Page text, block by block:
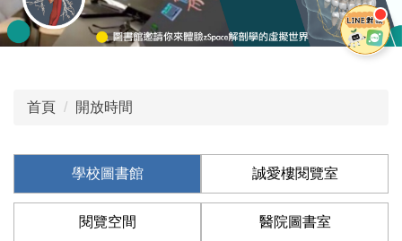
首頁 開放時間
學校圖書館 誠愛樓閱覽室
閱覽空間 醫院圖書室